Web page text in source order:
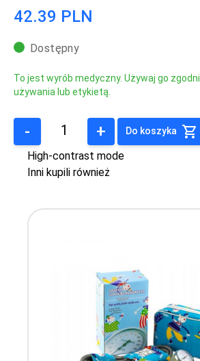
42.39 PLN
Dostępny
To jest wyrób medyczny. Używaj go
używania lub etykietą.
- + Do koszyka
High-contrast mode
Inni kupili również